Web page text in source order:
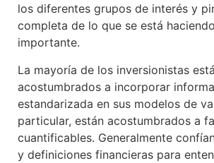
los diferentes grupos de interés y
completa de lo que se está
importante.
La mayoría de los inversionistas
acostumbrados a incorporar
estandarizada en sus modelos de
particular, están acostumbrados a
cuantificables. Generalmente
y definiciones financieras para